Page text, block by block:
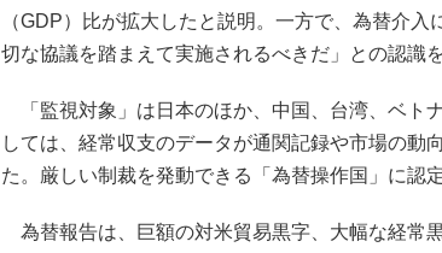
（GDP）比が拡大したと説明。一方で、為替介
切な協議を踏まえて実施されるべきだ」との認識
「監視対象」は日本のほか、中国、台湾、ベト
しては、経常収支のデータが通関記録や市場の動
た。厳しい制裁を発動できる「為替操作国」に認
為替報告は、巨額の対米貿易黒字、大幅な経常